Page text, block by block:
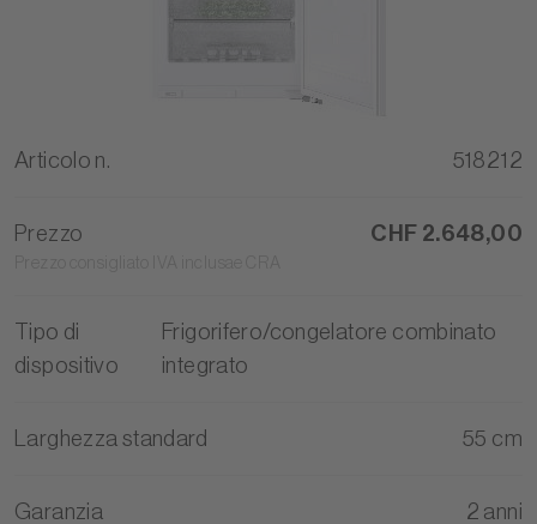
Articolo n. 518212
Prezzo CHF 2.648,00
Tipo di
dispositivo
Frigorifero/congelatore combinato
integrato
Larghezza standard 55 cm
Garanzia 2 anni